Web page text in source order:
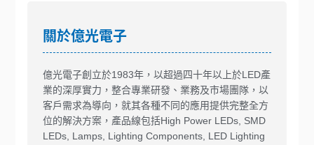
關於億光電子
億光電子創立於1983年，以超過四十年以上於LED產
業的深厚實力，整合專業研發、業務及市場團隊，以
客戶需求為導向，就其各種不同的應用提供完整全方
位的解決方案，產品線包括High Power LEDs, SMD
LEDs, Lamps, Lighting Components, LED Lighting